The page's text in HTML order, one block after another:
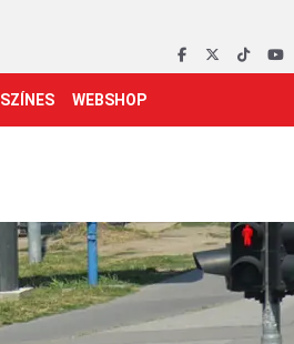
SZÍNES WEBSHOP